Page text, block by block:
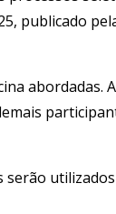
publicado
abordadas.
serão